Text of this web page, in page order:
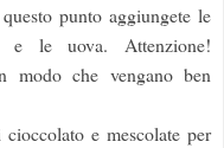
punto aggiungete le
e le uova. Attenzione!
modo che vengano ben
e mescolate per